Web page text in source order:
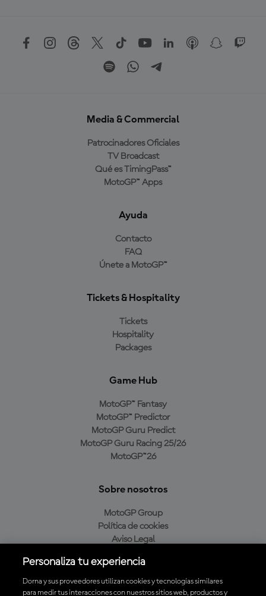
Media & Commercial
Patrocinadores Oficiales
TV Broadcast
Qué es TimingPass™
MotoGP™ Apps
Ayuda
Contacto
FAQ
Únete a MotoGP™
Tickets & Hospitality
Tickets
Hospitality
Packages
Game Hub
MotoGP™ Fantasy
MotoGP™ Predictor
MotoGP Guru Predict
MotoGP Guru Racing 25/26
MotoGP™26
Sobre nosotros
MotoGP Group
Política de cookies
Aviso Legal
Política de compra
Personaliza tu experiencia
Dorna y sus proveedores utilizan cookies y tecnologías similares
para medir tus interacciones con nuestros sitios web, productos y